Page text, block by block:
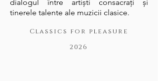
dialogul între artiști consacrați și
tinerele talente ale muzicii clasice.
Classics for pleasure
2026